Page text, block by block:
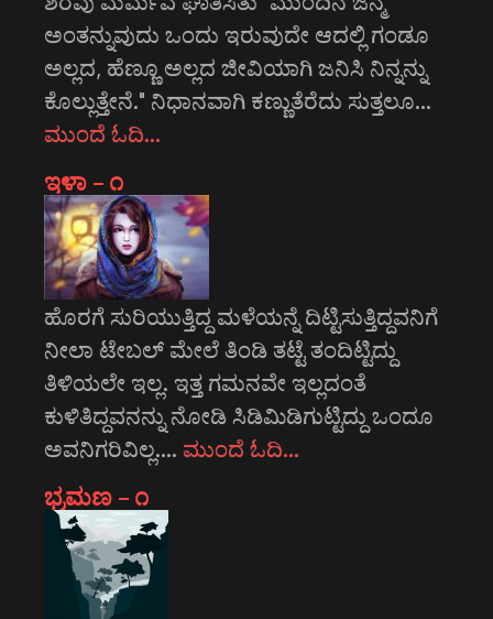
ಅಂತನ್ನುವುದು ಒಂದು ಇರುವುದೇ ಆದಲ್ಲಿ ಗಂಡೂ
ಅಲ್ಲದ, ಹೆಣ್ಣೂ ಅಲ್ಲದ ಜೀವಿಯಾಗಿ ಜನಿಸಿ ನಿನ್ನನ್ನು
ಕೊಲ್ಲುತ್ತೇನೆ." ನಿಧಾನವಾಗಿ ಕಣ್ಣುತೆರೆದು ಸುತ್ತಲೂ…
ಮುಂದೆ ಓದಿ…
ಇಳಾ – ೧
ಹೊರಗೆ ಸುರಿಯುತ್ತಿದ್ದ ಮಳೆಯನ್ನೆ ದಿಟ್ಟಿಸುತ್ತಿದ್ದವನಿಗೆ
ನೀಲಾ ಟೇಬಲ್ ಮೇಲೆ ತಿಂಡಿ ತಟ್ಟೆ ತಂದಿಟ್ಟಿದ್ದು
ತಿಳಿಯಲೇ ಇಲ್ಲ. ಇತ್ತ ಗಮನವೇ ಇಲ್ಲದಂತೆ
ಕುಳಿತಿದ್ದವನನ್ನು ನೋಡಿ ಸಿಡಿಮಿಡಿಗುಟ್ಟಿದ್ದು ಒಂದೂ
ಅವನಿಗರಿವಿಲ್ಲ.… ಮುಂದೆ ಓದಿ…
ಭ್ರಮಣ – ೧